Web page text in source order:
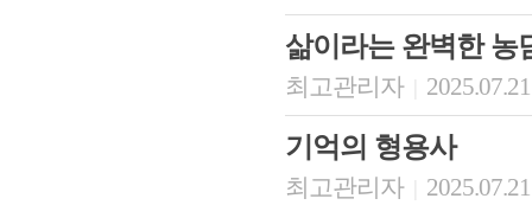
삶이라는 완벽한 농
최고관리자
기억의 형용사
최고관리자